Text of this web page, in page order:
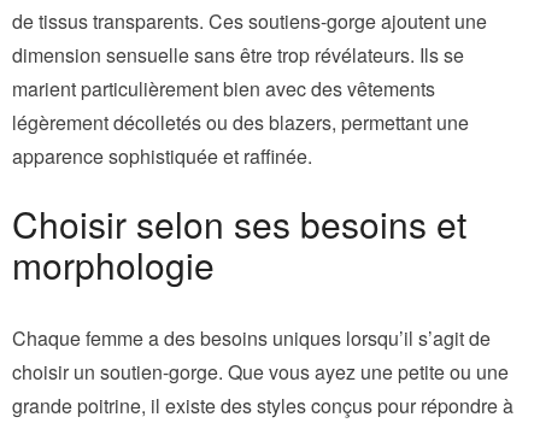
de tissus transparents. Ces soutiens-gorge ajoutent une
dimension sensuelle sans être trop révélateurs. Ils se
marient particulièrement bien avec des vêtements
légèrement décolletés ou des blazers, permettant une
apparence sophistiquée et raffinée.
Choisir selon ses besoins et
morphologie
Chaque femme a des besoins uniques lorsqu’il s’agit de
choisir un soutien-gorge. Que vous ayez une petite ou une
grande poitrine, il existe des styles conçus pour répondre à